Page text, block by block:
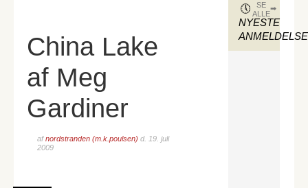
China Lake
af Meg
Gardiner
afnordstranden (m.k.poulsen) d. 19. juli
2009
NYESTE
SE
ALLE